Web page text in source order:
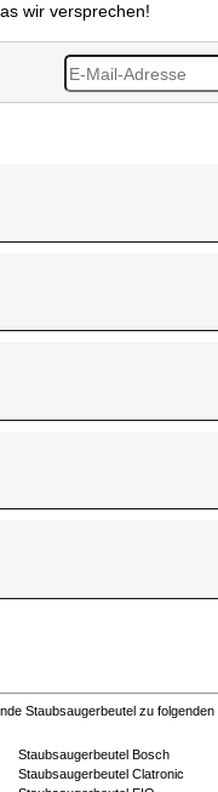
wir versprechen!
Staubsaugerbeutel zu folgenden
Staubsaugerbeutel Bosch
Staubsaugerbeutel Clatronic